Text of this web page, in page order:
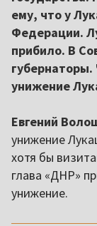
ему, что у
Федерации.
прибило. В
губернаторы.
унижение
Евгений
унижение
хотя бы
глава «ДНР»
унижение.